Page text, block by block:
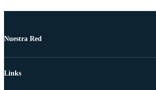
Nuestra Red
Links